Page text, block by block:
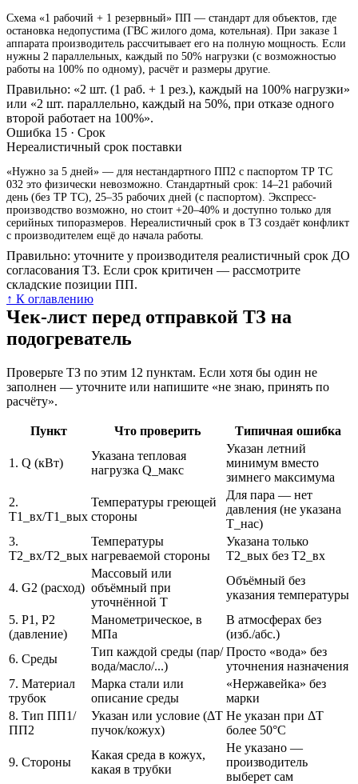
Схема «1 рабочий + 1 резервный» ПП — стандарт для объектов, где
остановка недопустима (ГВС жилого дома, котельная). При заказе 1
аппарата производитель рассчитывает его на полную мощность. Если
нужны 2 параллельных, каждый по 50% нагрузки (с возможностью
работы на 100% по одному), расчёт и размеры другие.
Правильно: «2 шт. (1 раб. + 1 рез.), каждый на 100% нагрузки»
или «2 шт. параллельно, каждый на 50%, при отказе одного
второй работает на 100%».
Ошибка 15 · Срок
Нереалистичный срок поставки
«Нужно за 5 дней» — для нестандартного ПП2 с паспортом ТР ТС
032 это физически невозможно. Стандартный срок: 14–21 рабочий
день (без ТР ТС), 25–35 рабочих дней (с паспортом). Экспресс-
производство возможно, но стоит +20–40% и доступно только для
серийных типоразмеров. Нереалистичный срок в ТЗ создаёт конфликт
с производителем ещё до начала работы.
Правильно: уточните у производителя реалистичный срок ДО
согласования ТЗ. Если срок критичен — рассмотрите
складские позиции ПП.
↑ К оглавлению
Чек-лист перед отправкой ТЗ на
подогреватель
Проверьте ТЗ по этим 12 пунктам. Если хотя бы один не
заполнен — уточните или напишите «не знаю, принять по
расчёту».
Пункт Что проверить Типичная ошибка
1. Q (кВт)
Указана тепловая
нагрузка Q_макс
Указан летний
минимум вместо
зимнего максимума
2.
T1_вх/T1_вых
Температуры греющей
стороны
Для пара — нет
давления (не указана
T_нас)
3.
T2_вх/T2_вых
Температуры
нагреваемой стороны
Указана только
T2_вых без T2_вх
4. G2 (расход)
Массовый или
объёмный при
уточнённой T
Объёмный без
указания температуры
5. P1, P2
(давление)
Манометрическое, в
МПа
В атмосферах без
(изб./абс.)
6. Среды
Тип каждой среды (пар/
вода/масло/...)
Просто «вода» без
уточнения назначения
7. Материал
трубок
Марка стали или
описание среды
«Нержавейка» без
марки
8. Тип ПП1/
ПП2
Указан или условие (ΔT
пучок/кожух)
Не указан при ΔT
более 50°C
9. Стороны
Какая среда в кожух,
какая в трубки
Не указано —
производитель
выберет сам